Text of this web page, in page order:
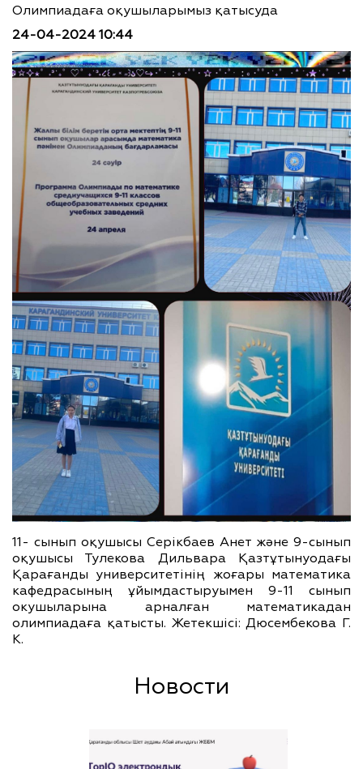
Олимпиадаға оқушыларымыз қатысуда
24-04-2024 10:44
11- сынып оқушысы Серікбаев Анет және 9-сынып
оқушысы Тулекова Дильвара Қазтұтынуодағы
Қарағанды университетінің жоғары математика
кафедрасының ұйымдастыруымен 9-11 сынып
окушыларына арналған математикадан
олимпиадаға қатысты. Жетекшісі: Дюсембекова Г.
К.
Новости